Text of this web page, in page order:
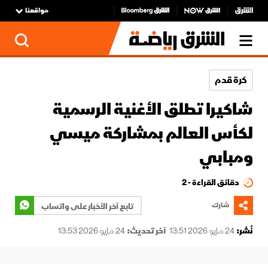
مواقعنا
كرة قدم
شاكيرا تطلق الأغنية الرسمية
لكأس العالم بمشاركة ميسي
ومبابي
دقائق القراءة - 2
شارك
تابع آخر الأخبار على واتساب
نُشر:24 مايو 2026 13:51 آخر تحديث:24 مايو 2026 13:53